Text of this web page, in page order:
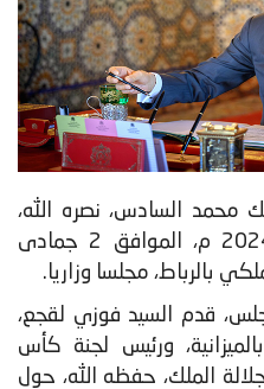
محمد السادس، نصره الله،
يومه الأربعاء 4 دجنبر 2024 م، الموافق 2 جمادى
قدم السيد فوزي لقجع،
ورئيس لجنة كأس
أمام جلالة الملك، حفظه الله، حول